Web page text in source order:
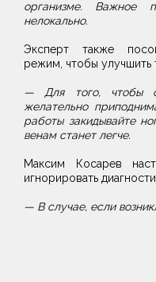
организме. Важное
нелокально.
Эксперт также
режим, чтобы улучшить
— Для того, чтобы
желательно
работы закидывайте
венам станет легче.
Максим Косарев
игнорировать
— В случае, если